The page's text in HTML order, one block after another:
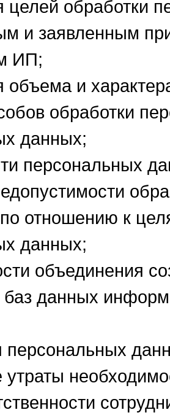
целей обработки
и заявленным
ИП;
объема и
обработки
данных;
персональных
отношению к
данных;
объединения
баз данных
персональных
утраты